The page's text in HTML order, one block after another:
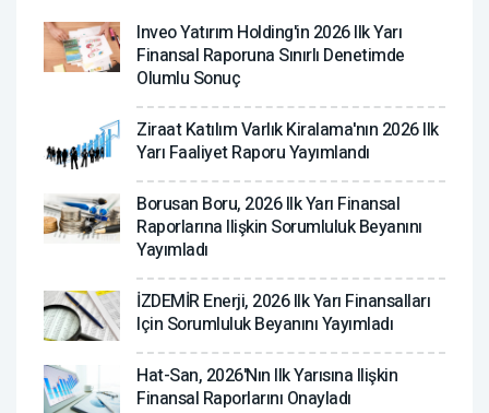
Inveo Yatırım Holding'in 2026 Ilk Yarı
Finansal Raporuna Sınırlı Denetimde
Olumlu Sonuç
Ziraat Katılım Varlık Kiralama'nın 2026 Ilk
Yarı Faaliyet Raporu Yayımlandı
Borusan Boru, 2026 Ilk Yarı Finansal
Raporlarına Ilişkin Sorumluluk Beyanını
Yayımladı
İZDEMİR Enerji, 2026 Ilk Yarı Finansalları
Için Sorumluluk Beyanını Yayımladı
Hat-San, 2026'nın Ilk Yarısına Ilişkin
Finansal Raporlarını Onayladı